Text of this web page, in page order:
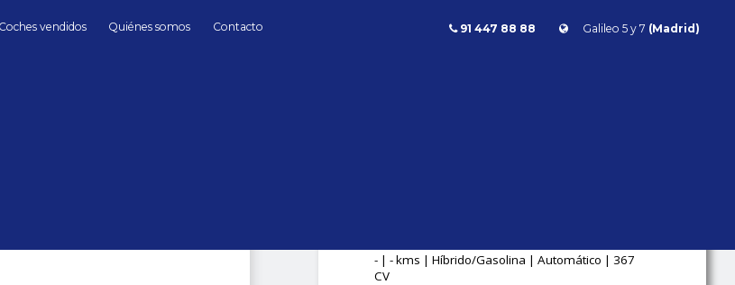
Coches vendidos Quiénes somos Contacto 91 447 88 88 Galileo 5 y 7 (Madrid)
- | - kms | Híbrido/Gasolina | Automático | 367
CV